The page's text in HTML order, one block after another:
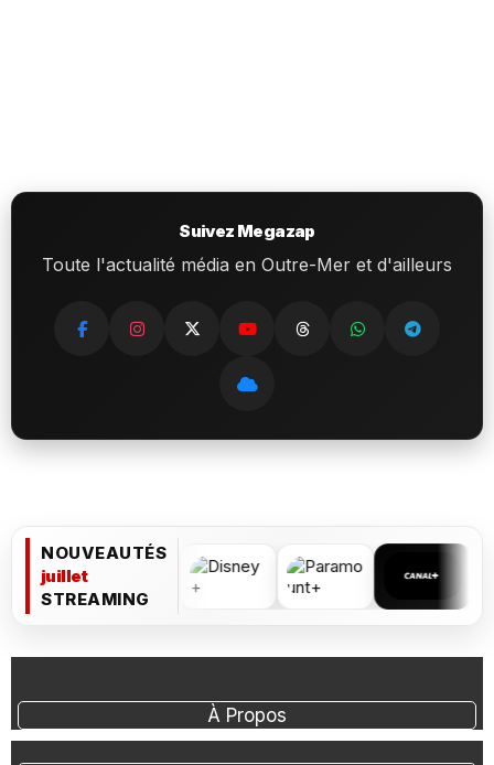
Suivez Megazap
Toute l'actualité média en Outre-Mer et d'ailleurs
NOUVEAUTÉS
juillet
STREAMING
À Propos